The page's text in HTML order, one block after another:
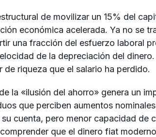
de movilizar un 15% del
económica acelerada. Ya no se
una fracción del esfuerzo laboral
de la depreciación del
de riqueza que el salario ha perdido.
la «ilusión del ahorro» genera un
que perciben aumentos
su cuenta, pero menor capacidad de
que el dinero fiat